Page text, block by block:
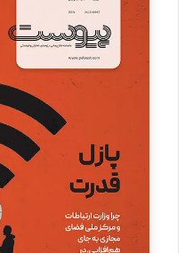
تحریریه
مینا پاکدل
یسنا امان‌پور
تحریریه
ملینا جعفری